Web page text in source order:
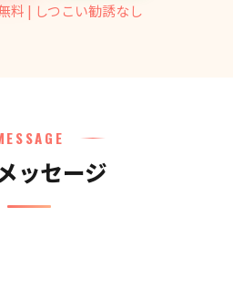
料 | しつこい勧誘なし
ッセージ